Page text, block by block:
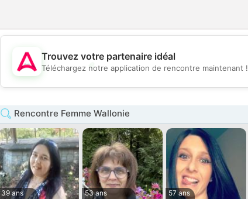
💖
💕
Trouvez votre partenaire idéal
Téléchargez notre application de rencontre maintenant !
Rencontre Femme Wallonie
39 ans
53 ans
57 ans